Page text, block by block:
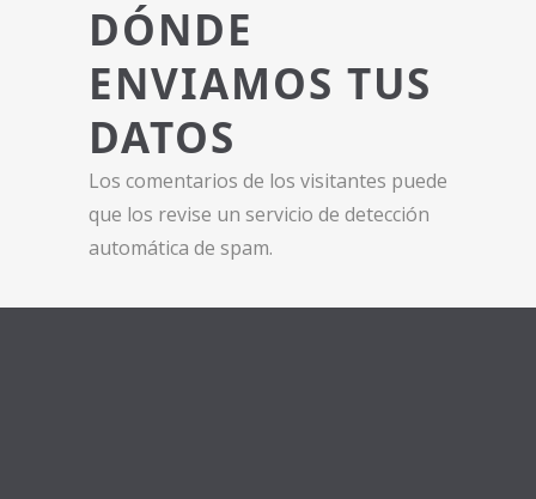
DÓNDE
ENVIAMOS TUS
DATOS
Los comentarios de los visitantes puede
que los revise un servicio de detección
automática de spam.